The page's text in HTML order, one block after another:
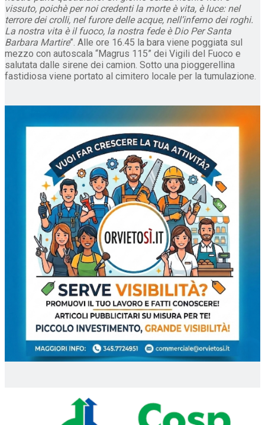
vissuto, poichè per noi credenti la morte è vita, è luce: nel
terrore dei crolli, nel furore delle acque, nell’inferno dei roghi.
La nostra vita è il fuoco, la nostra fede è Dio Per Santa
Barbara Martire”. Alle ore 16.45 la bara viene poggiata sul
mezzo con autoscala “Magrus 115” dei Vigili del Fuoco e
salutata dalle sirene dei camion. Sotto una pioggerellina
fastidiosa viene portato al cimitero locale per la tumulazione.